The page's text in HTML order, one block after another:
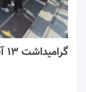
گرامیداشت ۱۳ آبان ماه